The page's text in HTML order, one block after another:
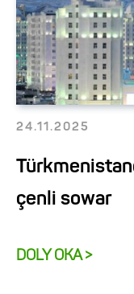
24.11.2025
çenli sowar
DOLY OKA >